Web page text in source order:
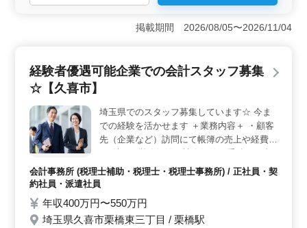
＜充実した休暇制度＞ 働きやすさを重視し、年末年始
は連続9日間の長期休暇を設けています。これに加えて、
夏期休暇や有給休暇など、メリハリを持った休暇制度が
能で、生活スタイルに合わせた働き方が実現できます。
週2〜3日からの勤務もOKなので、家庭や趣味との両立が
の方々が活躍しているため、年齢に関係なく長く働き続
けることができます。 ＜キャリアアップの機会＞
経験者向けの募集であり、会計事務所経験5年以上を求め
ています。スキルや経験に応じて、相続・資産税業務や
コンサルティング業務にも携わることが可能です。自己
成長を目指す方にとって、大きなキャリアアップの機会
があります。
掲載期間 2026/08/05〜2026/11/04
経験者優遇可能企業での会計スタッフ募集
☆【久喜市】
埼玉県でのスタッフ募集しています☆ 今ま
での経験を活かせます ＋業務内容＋ ・顧客
先（企業など）訪問にて帳簿の売上や経費な
類提出。 ・経営コンサルタント。 ・会計業
務。 ・税務業務 等。 ＋特徴＋ ・社会保険
った業務行っています☆ 皆様のご応募お待
ちしております
会計事務所 (税理士補助・税理士・税理士事務所) / 正社員・契
約社員・派遣社員
年収400万円〜550万円
埼玉県久喜市栗橋東三丁目 / 栗橋駅